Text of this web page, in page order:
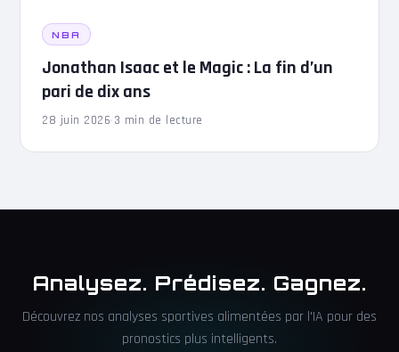
NBA
Jonathan Isaac et le Magic : La fin d’un
pari de dix ans
28 juin 2026·3 min de lecture
Analysez. Prédisez. Gagnez.
Découvrez nos analyses sportives alimentées par l'IA pour des
pronostics plus intelligents.